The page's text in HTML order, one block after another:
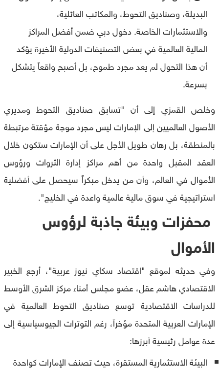
البديلة، وصناديق التحوط، والمكاتب العائلية،
والاستثمارات الخاصة. دخول دبي ضمن أفضل المراكز
المالية العالمية في بعض التصنيفات الدولية الأخيرة يؤكد
أن هذا التحول لم يعد مجرد طموح، بل أصبح واقعاً يتشكل
بسرعة.
وخلص القمزي إلى أن "تسابق صناديق التحوط ومديري
الأصول العالميين إلى الإمارات ليس مجرد موجة مؤقتة مرتبطة
بالمنطقة، بل رهان طويل الأجل على أن الإمارات ستكون خلال
العقد المقبل واحدة من أهم مراكز إدارة الثروات ورؤوس
الأموال في العالم، وأن من يدخل مبكراً سيحصل على أفضلية
استراتيجية في سوق مالية عالمية واعدة في الخليج".
محفزات وبيئة جاذبة لرؤوس
الأموال
وفي حديثه لموقع "اقتصاد سكاي نيوز عربية"، أرجع الخبير
الاقتصادي هاشم عقل، عضو مجلس أمناء مركز الشرق الأوسط
للدراسات الاقتصادية توسع صناديق التحوط العالمية في
الإمارات العربية المتحدة مؤخراً، رغم التوترات الجيوسياسية إلى
عدة عوامل رئيسية أبرزها:
البيئة الاستثمارية المستقرة، حيث تصنف الإمارات كواحدة